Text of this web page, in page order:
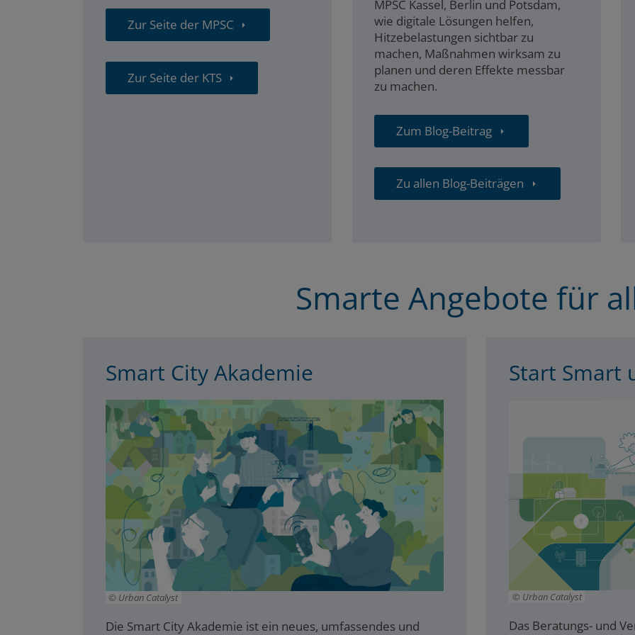
Zur Seite der MPSC
Zur Seite der KTS
MPSC Kassel, Berlin und Potsdam,
wie digitale Lösungen helfen,
Hitzebelastungen sichtbar zu
machen, Maßnahmen wirksam zu
planen und deren Effekte messbar
zu machen.
Zum Blog-Beitrag
Zu allen Blog-Beiträgen
Smarte Angebote für
Smart City Akademie
Urban Catalyst
Die Smart City Akademie ist ein neues, umfassendes und
Start Smart
Urban Catalyst
Das Beratungs- und